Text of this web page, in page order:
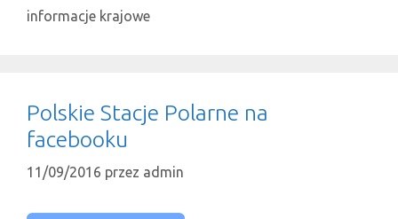
informacje krajowe
Polskie Stacje Polarne na
facebooku
11/09/2016 przez admin